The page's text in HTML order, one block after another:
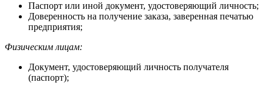
Паспорт или иной документ, удостоверяющий личность;
Доверенность на получение заказа, заверенная печатью
предприятия;
Физическим лицам:
Документ, удостоверяющий личность получателя
(паспорт);